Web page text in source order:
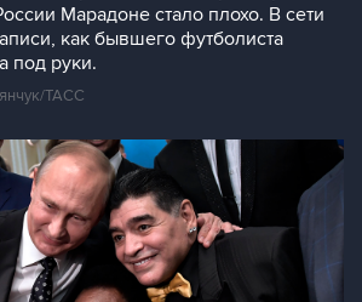
Марадоне стало плохо. В сети
как бывшего футболиста
под руки.
ТАСС